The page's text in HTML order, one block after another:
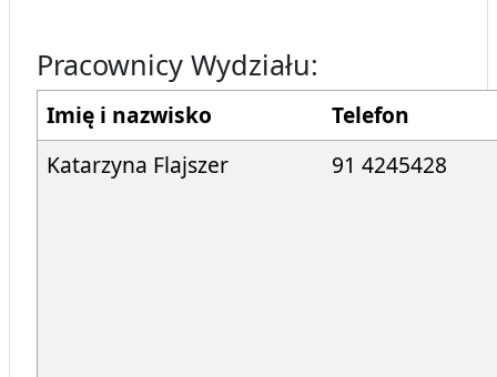
Pracownicy Wydziału:
Imię i nazwisko
Telefon
Katarzyna Flajszer
91 4245428